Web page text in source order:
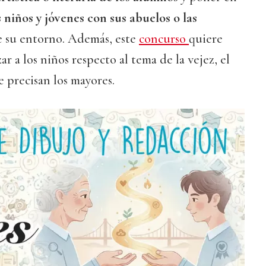
y jóvenes con sus abuelos o las
entorno. Además, este concurso quiere
a los niños respecto al tema de la vejez, el
los mayores.